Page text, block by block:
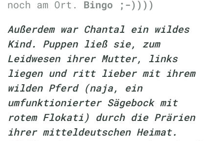
noch am Ort. Bingo ;-))))
Außerdem war Chantal ein wildes
Kind. Puppen ließ sie, zum
Leidwesen ihrer Mutter, links
liegen und ritt lieber mit ihrem
wilden Pferd (naja, ein
umfunktionierter Sägebock mit
rotem Flokati) durch die Prärien
ihrer mitteldeutschen Heimat.